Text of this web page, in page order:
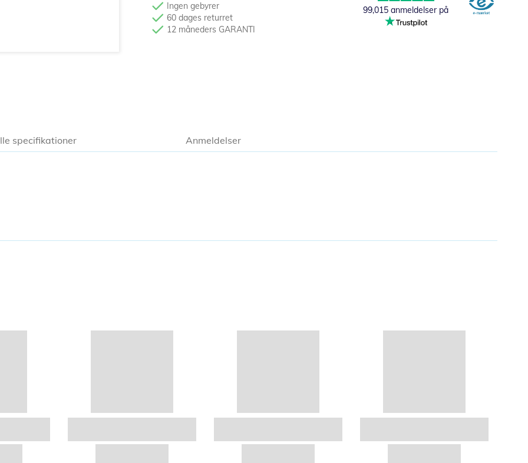
Ingen gebyrer
60 dages returret
12 måneders GARANTI
99,015 anmeldelser på
specifikationer Anmeldelser